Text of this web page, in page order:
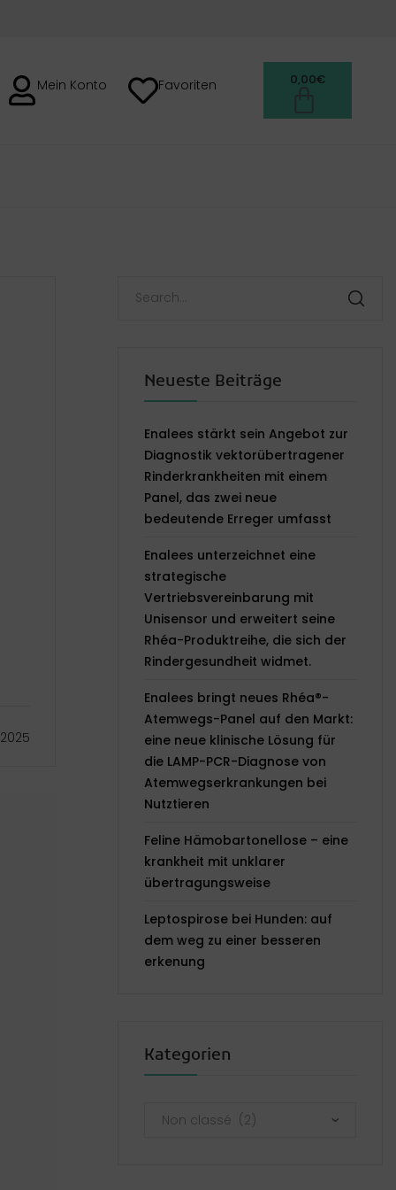
Mein Konto Favoriten 0,00€
Neueste Beiträge
Enalees stärkt sein Angebot zur
Diagnostik vektorübertragener
Rinderkrankheiten mit einem
Panel, das zwei neue
bedeutende Erreger umfasst
Enalees unterzeichnet eine
strategische
Vertriebsvereinbarung mit
Unisensor und erweitert seine
Rhéa-Produktreihe, die sich der
Rindergesundheit widmet.
Enalees bringt neues Rhéa®-
Atemwegs-Panel auf den Markt:
eine neue klinische Lösung für
die LAMP-PCR-Diagnose von
Atemwegserkrankungen bei
Nutztieren
Feline Hämobartonellose – eine
krankheit mit unklarer
übertragungsweise
Leptospirose bei Hunden: auf
dem weg zu einer besseren
erkenung
Kategorien